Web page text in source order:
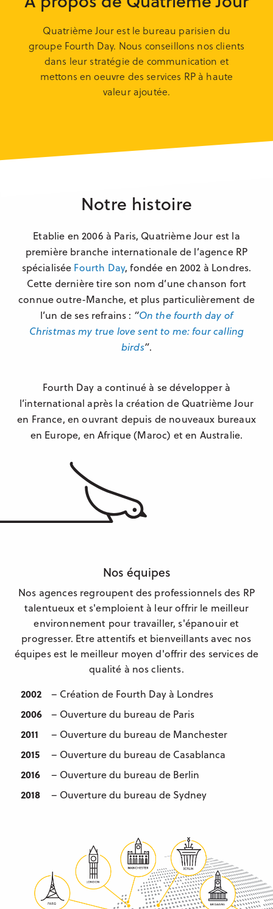
Quatrième Jour est le bureau parisien du
groupe Fourth Day. Nous conseillons nos clients
dans leur stratégie de communication et
mettons en oeuvre des services RP à haute
valeur ajoutée.
Notre histoire
Etablie en 2006 à Paris, Quatrième Jour est la
première branche internationale de l’agence RP
spécialisée Fourth Day, fondée en 2002 à Londres.
Cette dernière tire son nom d’une chanson fort
connue outre-Manche, et plus particulièrement de
l’un de ses refrains : “On the fourth day of
Christmas my true love sent to me: four calling
birds”.
Fourth Day a continué à se développer à
l’international après la création de Quatrième Jour
en France, en ouvrant depuis de nouveaux bureaux
en Europe, en Afrique (Maroc) et en Australie.
Nos équipes
Nos agences regroupent des professionnels des RP
talentueux et s'emploient à leur offrir le meilleur
environnement pour travailler, s'épanouir et
progresser. Etre attentifs et bienveillants avec nos
équipes est le meilleur moyen d'offrir des services de
qualité à nos clients.
2002
– Création de Fourth Day à Londres
2006
– Ouverture du bureau de Paris
2011
– Ouverture du bureau de Manchester
2015
– Ouverture du bureau de Casablanca
2016
– Ouverture du bureau de Berlin
2018
– Ouverture du bureau de Sydney
Casablanca
Sydney